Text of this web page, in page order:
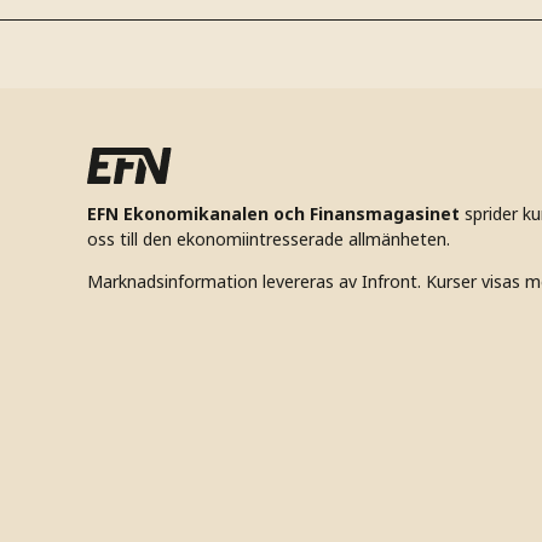
EFN Ekonomikanalen och Finansmagasinet sprider
oss till den ekonomiintresserade allmänheten.
Marknadsinformation levereras av Infront. Kurser visas